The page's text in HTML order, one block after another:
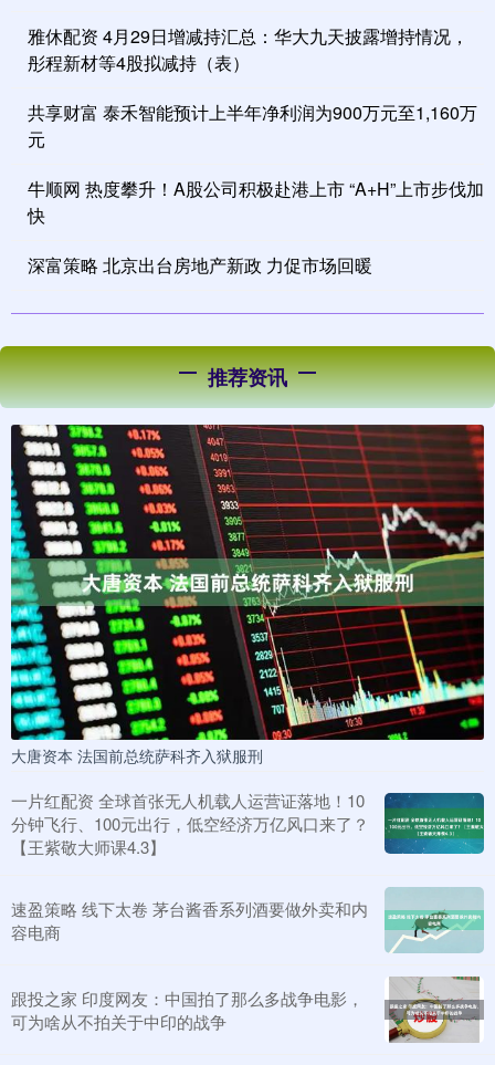
雅休配资 4月29日增减持汇总：华大九天披露增持情况，
彤程新材等4股拟减持（表）
共享财富 泰禾智能预计上半年净利润为900万元至1,160万
元
牛顺网 热度攀升！A股公司积极赴港上市 “A+H”上市步伐加
快
深富策略 北京出台房地产新政 力促市场回暖
推荐资讯
大唐资本 法国前总统萨科齐入狱服刑
一片红配资 全球首张无人机载人运营证落地！10
分钟飞行、100元出行，低空经济万亿风口来了？
【王紫敬大师课4.3】
速盈策略 线下太卷 茅台酱香系列酒要做外卖和内
容电商
跟投之家 印度网友：中国拍了那么多战争电影，
可为啥从不拍关于中印的战争